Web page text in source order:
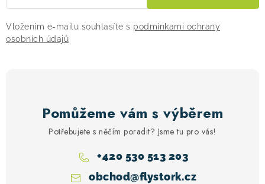
Vložením e-mailu souhlasíte s podmínkami ochrany
osobních údajů
Pomůžeme vám s výběrem
Potřebujete s něčím poradit? Jsme tu pro vás!
obchod@flystork.cz
+420 530 513 203